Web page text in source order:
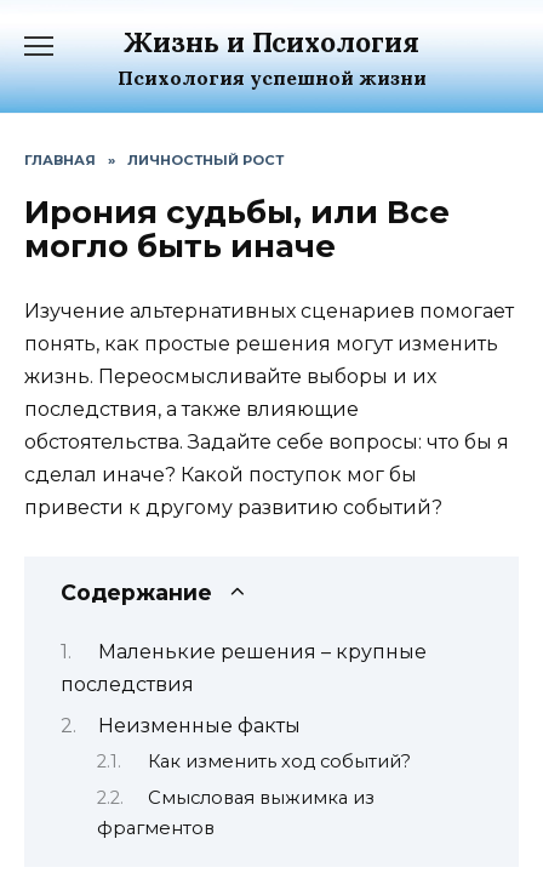
содержанию
Жизнь и Психология
Психология успешной жизни
ГЛАВНАЯ » ЛИЧНОСТНЫЙ РОСТ
Ирония судьбы, или Все
могло быть иначе
Изучение альтернативных сценариев помогает
понять, как простые решения могут изменить
жизнь. Переосмысливайте выборы и их
последствия, а также влияющие
обстоятельства. Задайте себе вопросы: что бы я
сделал иначе? Какой поступок мог бы
привести к другому развитию событий?
Содержание
Маленькие решения – крупные
последствия
Неизменные факты
Как изменить ход событий?
Смысловая выжимка из
фрагментов